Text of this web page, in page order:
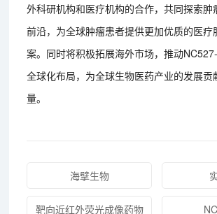
外科研机构和医疗机构的合作，共同探索肿
前沿，为全球肿瘤患者提供更加优质的医疗
案。同时将积极拓展海外市场，推动
全球化布局，为全球生物医药产业的发展贡
量。
海擘生物
靶向近红外荧光成像药物